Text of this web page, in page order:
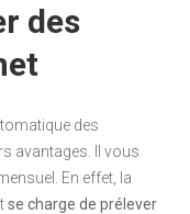
des
des
avantages. Il vous
En effet, la
se charge de prélever